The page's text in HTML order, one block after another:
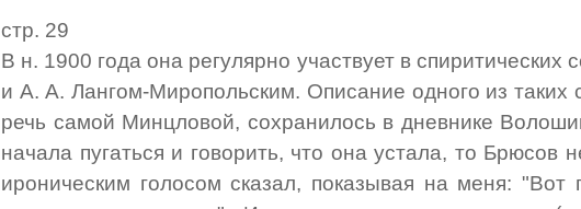
стр. 29
В н. 1900 года она регулярно участвует в спиритических
и А. А. Лангом-Миропольским. Описание одного из таких
речь самой Минцловой, сохранилось в дневнике
начала пугаться и говорить, что она устала, то Брюсов
ироническим голосом сказал, показывая на меня: "Вот